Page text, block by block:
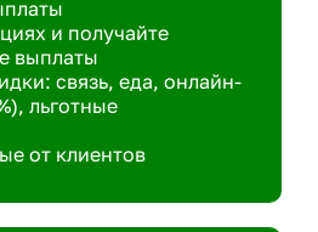
и получайте
выплаты
связь, еда, онлайн-
льготные
от клиентов